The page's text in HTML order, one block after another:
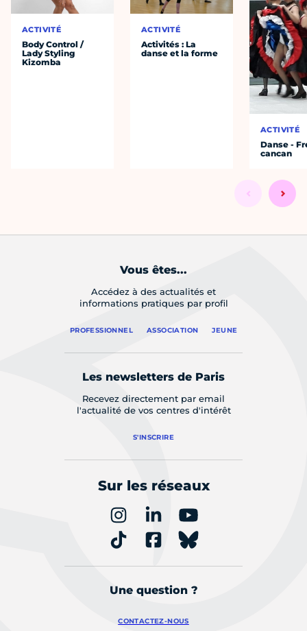
ACTIVITÉ
Body Control /
Lady Styling
Kizomba
ACTIVITÉ
Activités : La
danse et la forme
ACTIVITÉ
Danse -
cancan
Vous êtes...
Accédez à des actualités et
informations pratiques par profil
PROFESSIONNEL ASSOCIATION JEUNE
Les newsletters de Paris
Recevez directement par email
l'actualité de vos centres d'intérêt
S'INSCRIRE
Sur les réseaux
Une question ?
CONTACTEZ-NOUS